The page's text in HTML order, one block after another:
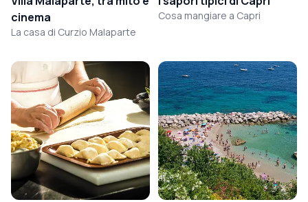
cinema
La casa di Curzio Malaparte
Cosa mangiare a Capri